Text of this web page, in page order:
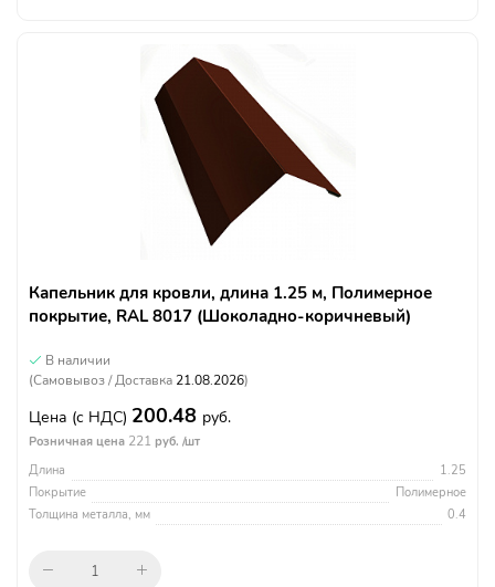
Капельник для кровли, длина 1.25 м, Полимерное
покрытие, RAL 8017 (Шоколадно-коричневый)
В наличии
(Самовывоз / Доставка 21.08.2026)
Цена (с НДС) 200.48 руб.
Розничная цена 221 руб. /шт
Длина
1.25
Покрытие
Полимерное
Толщина металла, мм
0.4